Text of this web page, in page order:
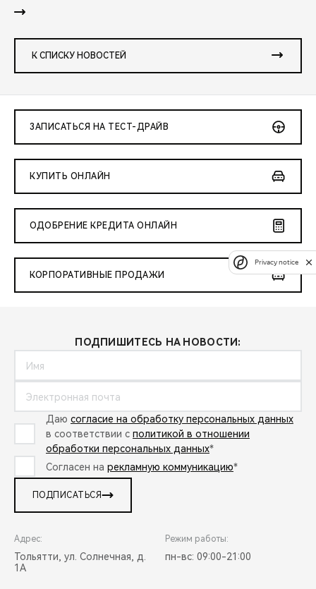
К СПИСКУ НОВОСТЕЙ
ЗАПИСАТЬСЯ НА ТЕСТ-ДРАЙВ
КУПИТЬ ОНЛАЙН
ОДОБРЕНИЕ КРЕДИТА ОНЛАЙН
КОРПОРАТИВНЫЕ ПРОДАЖИ
ПОДПИШИТЕСЬ НА НОВОСТИ:
Даю согласие на обработку персональных данных
в соответствии с политикой в отношении
обработки персональных данных*
Согласен на рекламную коммуникацию*
ПОДПИСАТЬСЯ
Адрес:
Тольятти, ул. Солнечная, д.
1А
Режим работы:
пн-вс: 09:00-21:00
Privacy notice